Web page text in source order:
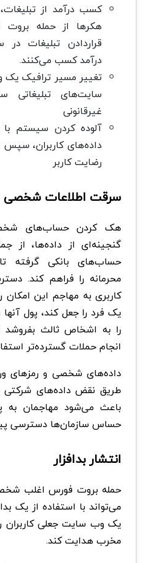
کسب درآمد از
هکرها از حمله بروت
قراردادن تبلیغات در
درآمد کسب می‌کنند.
تغییر مسیر ترافیک یک
سایت‌های تبلیغاتی
غیرقانونی
آلوده کردن سیستم با
داده‌های کاربران،
رضایت کاربر
سرقت اطلاعات شخصی
هک کردن حساب‌های
گنجینه‌ای از داده‌ها، از
حساب‌های بانکی گرفته
محرمانه را فراهم کند.
کاربری به مهاجم این
یک فرد را جعل کند، پول آنها
را به اشخاص ثالث بفروشد
انجام حملات گسترده‌تر
داده‌های شخصی و رمزهای
طریق نقض داده‌های شرکتی
باعث می‌شود مهاجمان به
حساس سازمان‌ها دسترسی
انتشار بدافزار
حمله بروت فورس اغلب
می‌تواند با استفاده از یک
یک وب سایت جعلی
مخرب هدایت کند.